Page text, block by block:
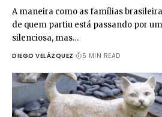
A maneira como as famílias
de quem partiu está passando por
silenciosa, mas…
DIEGO VELÁZQUEZ 5 MIN READ